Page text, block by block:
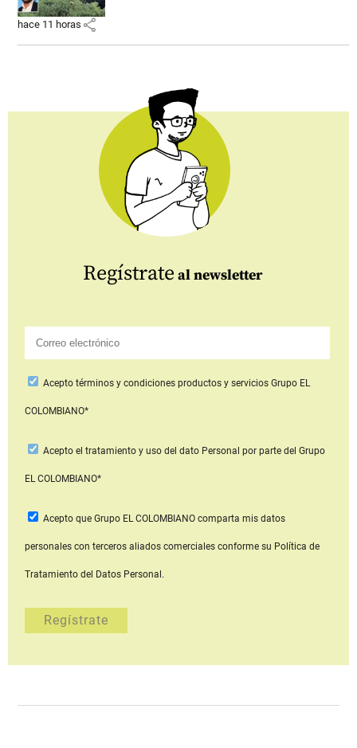
hace 11 horas share
Regístrate al newsletter
Aceptotérminos y condiciones productos y serviciosGrupo EL
COLOMBIANO*
Acepto el tratamiento y uso del dato Personal por parte del Grupo
EL COLOMBIANO*
Acepto que Grupo EL COLOMBIANOcomparta mis datos
personales con terceros aliados comerciales conforme su Política de
Tratamiento del Datos Personal.